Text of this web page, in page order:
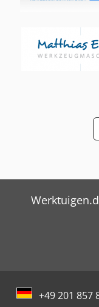
+49 201 857